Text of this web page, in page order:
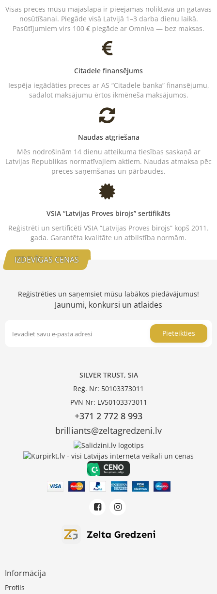
Visas preces mūsu mājaslapā ir pieejamas noliktavā un gatavas
nosūtīšanai. Piegāde visā Latvijā 1–3 darba dienu laikā.
Pasūtījumiem virs 100 € piegāde ar Omniva — bez maksas.
Citadele finansējums
Iespēja iegādāties preces ar AS “Citadele banka” finansējumu,
sadalot maksājumu ērtos ikmēneša maksājumos.
Naudas atgriešana
Mēs nodrošinām 14 dienu atteikuma tiesības saskaņā ar
Latvijas Republikas normatīvajiem aktiem. Naudas atmaksa pēc
preces saņemšanas un pārbaudes.
VSIA “Latvijas Proves birojs” sertifikāts
Reģistrēti un sertificēti VSIA “Latvijas Proves birojs” kopš 2011.
gada. Garantēta kvalitāte un atbilstība normām.
IZDEVĪGAS CENAS
Reģistrēties un saņemsiet mūsu labākos piedāvājumus!
Jaunumi, konkursi un atlaides
Pieteikties
SILVER TRUST, SIA
Reģ. Nr: 50103373011
PVN Nr: LV50103373011
+371 2 772 8 993
brilliants@zeltagredzeni.lv
Informācija
Profils